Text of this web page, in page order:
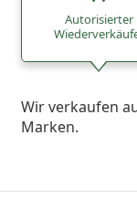
Autorisierter
Wir verkaufen
Marken.